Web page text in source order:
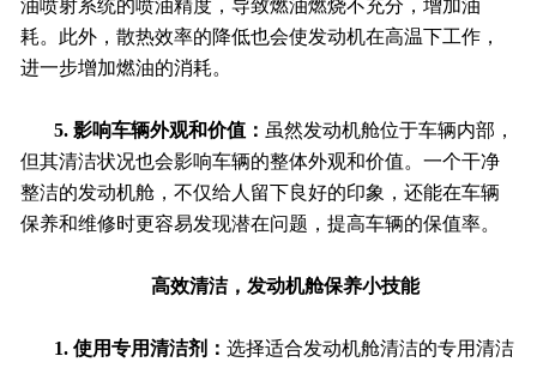
油喷射系统的喷油精度，导致燃油燃烧不充分，增加油
耗。此外，散热效率的降低也会使发动机在高温下工作，
进一步增加燃油的消耗。
5. 影响车辆外观和价值： 虽然发动机舱位于车辆内部，
但其清洁状况也会影响车辆的整体外观和价值。一个干净
整洁的发动机舱，不仅给人留下良好的印象，还能在车辆
保养和维修时更容易发现潜在问题，提高车辆的保值率。
高效清洁，发动机舱保养小技能
1. 使用专用清洁剂： 选择适合发动机舱清洁的专用清洁